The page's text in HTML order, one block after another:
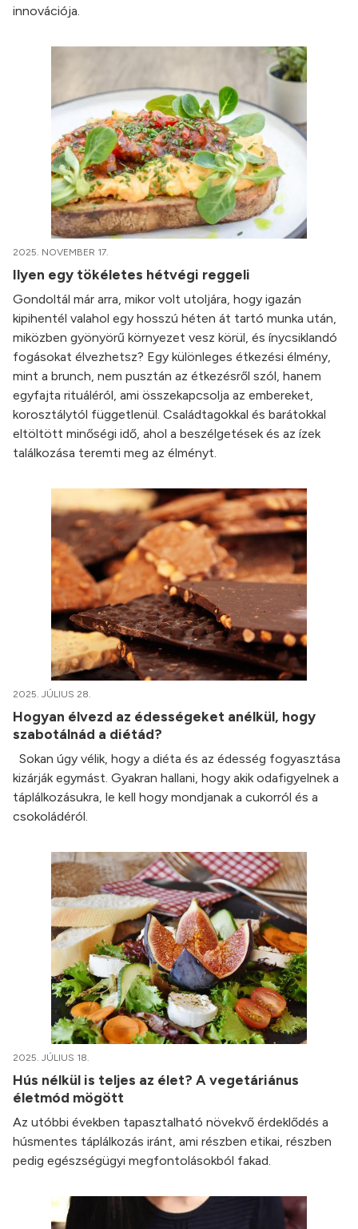
innovációja.
2025. NOVEMBER 17.
Ilyen egy tökéletes hétvégi reggeli
Gondoltál már arra, mikor volt utoljára, hogy igazán
kipihentél valahol egy hosszú héten át tartó munka után,
miközben gyönyörű környezet vesz körül, és ínycsiklandó
fogásokat élvezhetsz? Egy különleges étkezési élmény,
mint a brunch, nem pusztán az étkezésről szól, hanem
egyfajta rituáléról, ami összekapcsolja az embereket,
korosztálytól függetlenül. Családtagokkal és barátokkal
eltöltött minőségi idő, ahol a beszélgetések és az ízek
találkozása teremti meg az élményt.
2025. JÚLIUS 28.
Hogyan élvezd az édességeket anélkül, hogy
szabotálnád a diétád?
Sokan úgy vélik, hogy a diéta és az édesség fogyasztása
kizárják egymást. Gyakran hallani, hogy akik odafigyelnek a
táplálkozásukra, le kell hogy mondjanak a cukorról és a
csokoládéról.
2025. JÚLIUS 18.
Hús nélkül is teljes az élet? A vegetáriánus
életmód mögött
Az utóbbi években tapasztalható növekvő érdeklődés a
húsmentes táplálkozás iránt, ami részben etikai, részben
pedig egészségügyi megfontolásokból fakad.